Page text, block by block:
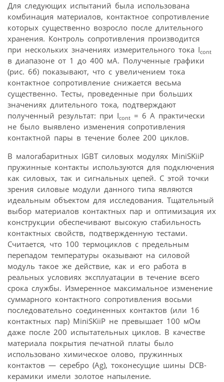
Для следующих испытаний была использована
комбинация материалов, контактное сопротивление
которых существенно возросло после длительного
хранения. Контроль сопротивления производится
при нескольких значениях измерительного тока Icont
в диапазоне от 1 до 400 мА. Полученные графики
(рис. 6б) показывают, что с увеличением тока
контактное сопротивление снижается весьма
существенно. Тесты, проведенные при больших
значениях длительного тока, подтверждают
полученный результат: при Icont = 6 А практически
не было выявлено изменения сопротивления
контактной пары в течение более 200 циклов.
В малогабаритных IGBT силовых модулях MiniSKiiP
пружинные контакты используются для подключения
как силовых, так и сигнальных цепей. С этой точки
зрения силовые модули данного типа являются
идеальным объектом для исследования. Тщательный
выбор материалов контактных пар и оптимизация их
конструкции обеспечивают высокую стабильность
контактных свойств, подтвержденную тестами.
Считается, что 100 термоциклов с предельным
перепадом температуры оказывают на силовой
модуль такое же действие, как и его работа в
реальных условиях эксплуатации в течение всего
срока службы. Измеренное максимальное изменение
суммарного контактного сопротивления восьми
последовательно соединенных контактов (или 16
контактных пар) MiniSKiiP не превышает 100 мОм
даже после 200 испытательных циклов. В качестве
материала покрытия печатной платы было
использовано химическое олово, пружинных
контактов — серебро (Ag), токонесущие шины DCB-
керамики имели золотое напыление.